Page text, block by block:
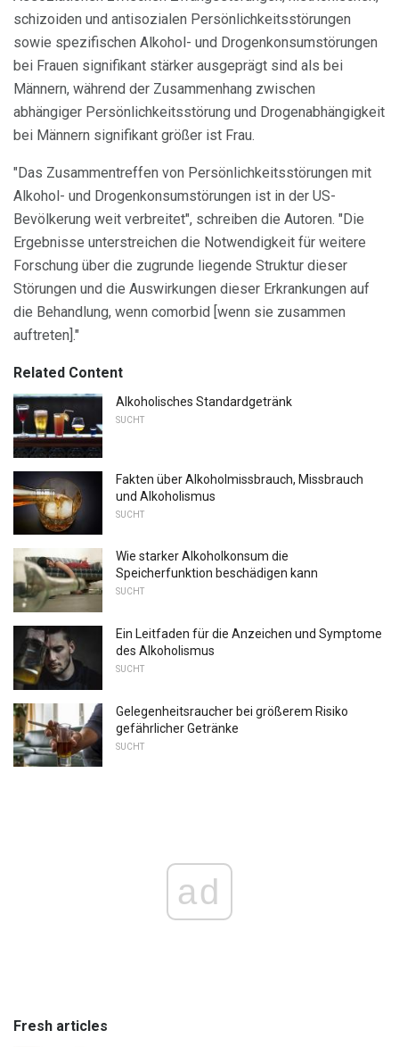
schizoiden und antisozialen Persönlichkeitsstörungen
sowie spezifischen Alkohol- und Drogenkonsumstörungen
bei Frauen signifikant stärker ausgeprägt sind als bei
Männern, während der Zusammenhang zwischen
abhängiger Persönlichkeitsstörung und Drogenabhängigkeit
bei Männern signifikant größer ist Frau.
"Das Zusammentreffen von Persönlichkeitsstörungen mit
Alkohol- und Drogenkonsumstörungen ist in der US-
Bevölkerung weit verbreitet", schreiben die Autoren. "Die
Ergebnisse unterstreichen die Notwendigkeit für weitere
Forschung über die zugrunde liegende Struktur dieser
Störungen und die Auswirkungen dieser Erkrankungen auf
die Behandlung, wenn comorbid [wenn sie zusammen
auftreten]."
Related Content
Alkoholisches Standardgetränk
SUCHT
Fakten über Alkoholmissbrauch, Missbrauch
und Alkoholismus
SUCHT
Wie starker Alkoholkonsum die
Speicherfunktion beschädigen kann
SUCHT
Ein Leitfaden für die Anzeichen und Symptome
des Alkoholismus
SUCHT
Gelegenheitsraucher bei größerem Risiko
gefährlicher Getränke
SUCHT
ad
Fresh articles